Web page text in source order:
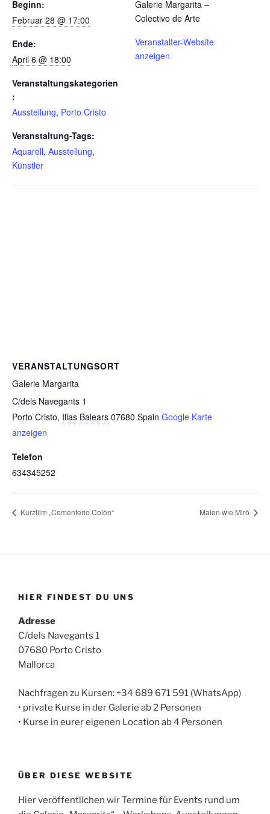
Beginn:
Februar 28 @ 17:00
Ende:
April 6 @ 18:00
Veranstaltungskategorien
:
Ausstellung, Porto Cristo
Veranstaltung-Tags:
Aquarell, Ausstellung,
Künstler
Galerie Margarita –
Colectivo de Arte
Veranstalter-Website
anzeigen
VERANSTALTUNGSORT
Galerie Margarita
C/dels Navegants 1
Porto Cristo, Illas Balears 07680 Spain Google Karte
anzeigen
Telefon
634345252
Kurzfilm „Cementerio Colòn“ Malen wie Miró
HIER FINDEST DU UNS
Adresse
C/dels Navegants 1
07680 Porto Cristo
Mallorca
Nachfragen zu Kursen: +34 689 671 591 (WhatsApp)
• private Kurse in der Galerie ab 2 Personen
• Kurse in eurer eigenen Location ab 4 Personen
ÜBER DIESE WEBSITE
Hier veröffentlichen wir Termine für Events rund um